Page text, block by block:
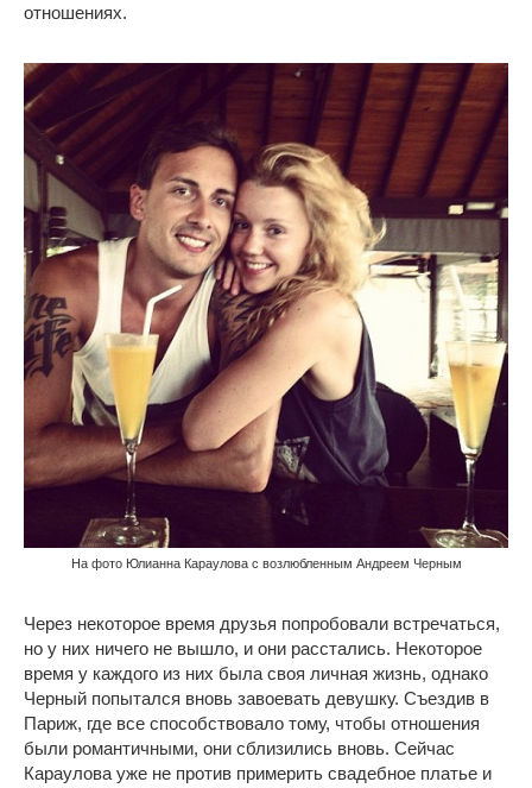
отношениях.
На фото Юлианна Караулова с возлюбленным Андреем Черным
Через некоторое время друзья попробовали встречаться,
но у них ничего не вышло, и они расстались. Некоторое
время у каждого из них была своя личная жизнь, однако
Черный попытался вновь завоевать девушку. Съездив в
Париж, где все способствовало тому, чтобы отношения
были романтичными, они сблизились вновь. Сейчас
Караулова уже не против примерить свадебное платье и